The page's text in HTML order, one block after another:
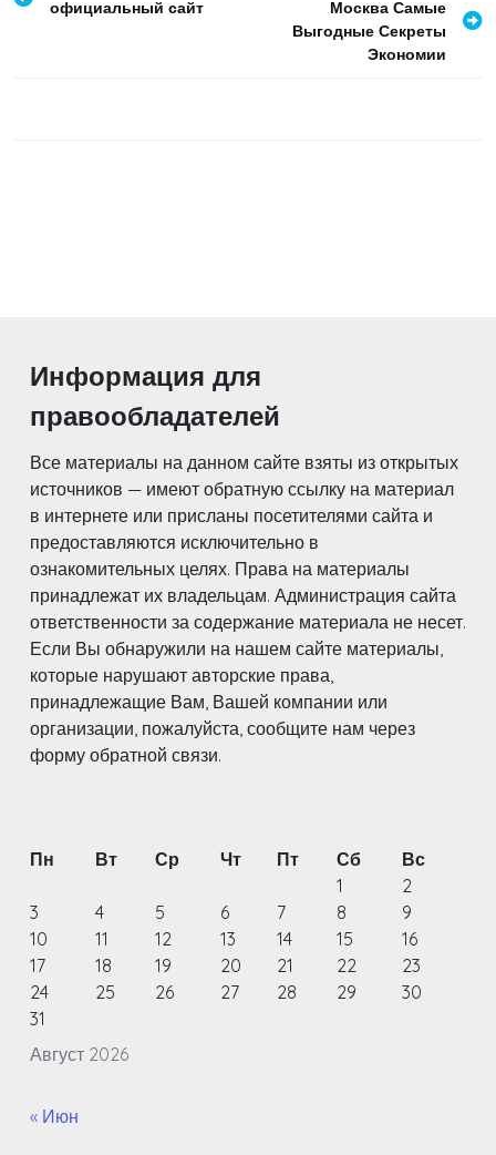
официальный сайт
Москва Самые
Выгодные Секреты
Экономии
Информация для
правообладателей
Все материалы на данном сайте взяты из открытых
источников — имеют обратную ссылку на материал
в интернете или присланы посетителями сайта и
предоставляются исключительно в
ознакомительных целях. Права на материалы
принадлежат их владельцам. Администрация сайта
ответственности за содержание материала не несет.
Если Вы обнаружили на нашем сайте материалы,
которые нарушают авторские права,
принадлежащие Вам, Вашей компании или
организации, пожалуйста, сообщите нам через
форму обратной связи.
Август 2026
Пн Вт Ср Чт Пт Сб
Вс
1
2
3
4 5 6 7 8
9
10
11 12 13 14 15
16
17
18 19 20 21 22
23
24
25 26 27 28 29
30
31
« Июн